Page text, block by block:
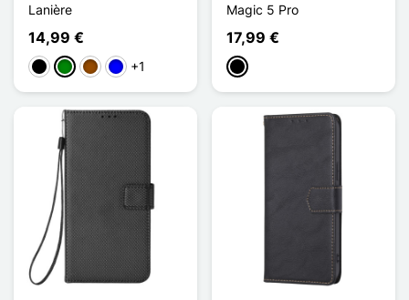
Lanière
14,99 €
PretoVerdeCastanho
Azul+1
Magic 5 Pro
17,99 €
Preto